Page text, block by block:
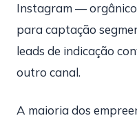
Instagram —
para captação
leads de indicação
outro canal.
A maioria dos